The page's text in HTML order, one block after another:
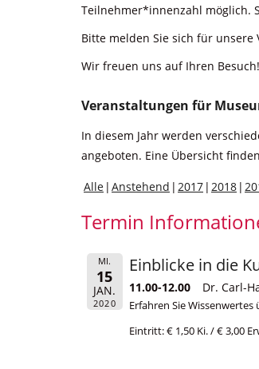
Teilnehmer*innenzahl möglich.
Bitte melden Sie sich für unsere
Wir freuen uns auf Ihren Besuch!
Veranstaltungen für
In diesem Jahr werden
angeboten. Eine Übersicht
Alle Anstehend 2017 2018
Termin
MI.
15
JAN.
2020
Einblicke in die
11.00-12.00 Dr. Carl-
Erfahren Sie
Eintritt: € 1,50 Ki. / € 3,00